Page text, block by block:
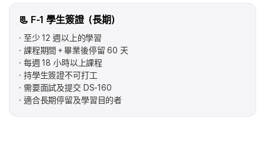
📃 F-1 學生簽證（長期）
至少 12 週以上的學習
課程期間＋畢業後停留 60 天
每週 18 小時以上課程
持學生簽證不可打工
需要面試及提交 DS‑160
適合長期停留及學習目的者